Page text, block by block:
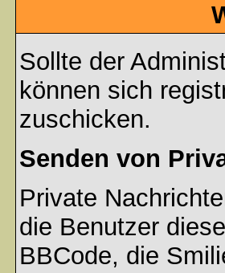
Sollte der
können sich
zuschicken.
Senden von
Private
die Benutzer
BBCode, die